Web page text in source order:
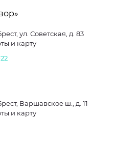
ул. Советская, д. 83
и карту
Варшавское ш., д. 11
и карту